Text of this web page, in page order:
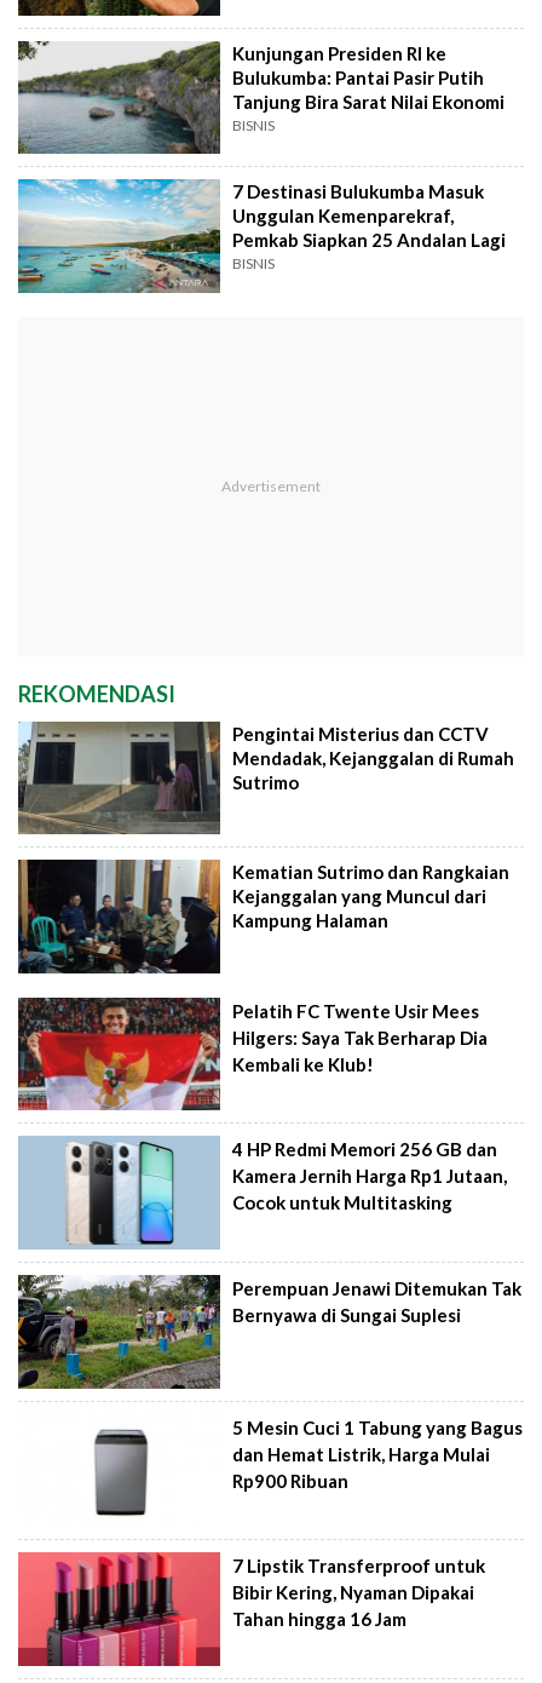
Kunjungan Presiden RI ke
Bulukumba: Pantai Pasir Putih
Tanjung Bira Sarat Nilai Ekonomi
BISNIS
7 Destinasi Bulukumba Masuk
Unggulan Kemenparekraf,
Pemkab Siapkan 25 Andalan Lagi
BISNIS
REKOMENDASI
Pengintai Misterius dan CCTV
Mendadak, Kejanggalan di Rumah
Sutrimo
Kematian Sutrimo dan Rangkaian
Kejanggalan yang Muncul dari
Kampung Halaman
Pelatih FC Twente Usir Mees
Hilgers: Saya Tak Berharap Dia
Kembali ke Klub!
4 HP Redmi Memori 256 GB dan
Kamera Jernih Harga Rp1 Jutaan,
Cocok untuk Multitasking
Perempuan Jenawi Ditemukan Tak
Bernyawa di Sungai Suplesi
5 Mesin Cuci 1 Tabung yang Bagus
dan Hemat Listrik, Harga Mulai
Rp900 Ribuan
7 Lipstik Transferproof untuk
Bibir Kering, Nyaman Dipakai
Tahan hingga 16 Jam